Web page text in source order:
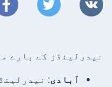
نیدرلینڈز کے بارے
آبادی